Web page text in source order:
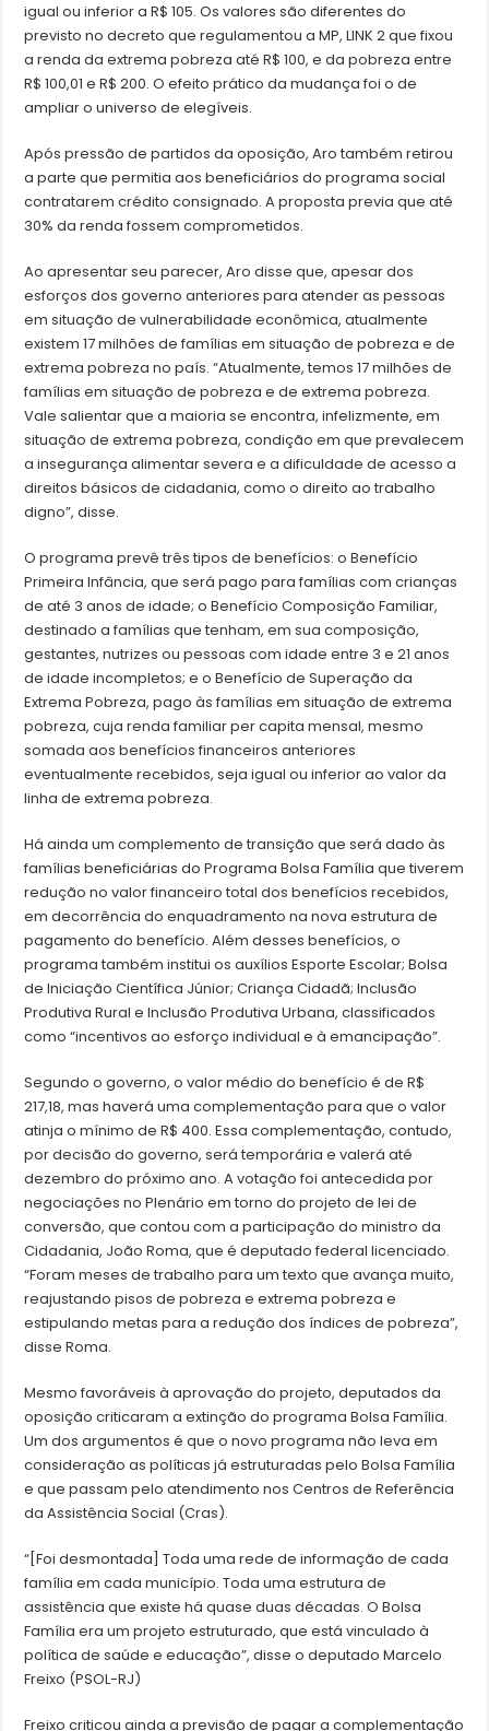
igual ou inferior a R$ 105. Os valores são diferentes do
previsto no decreto que regulamentou a MP, LINK 2 que fixou
a renda da extrema pobreza até R$ 100, e da pobreza entre
R$ 100,01 e R$ 200. O efeito prático da mudança foi o de
ampliar o universo de elegíveis.
Após pressão de partidos da oposição, Aro também retirou
a parte que permitia aos beneficiários do programa social
contratarem crédito consignado. A proposta previa que até
30% da renda fossem comprometidos.
Ao apresentar seu parecer, Aro disse que, apesar dos
esforços dos governo anteriores para atender as pessoas
em situação de vulnerabilidade econômica, atualmente
existem 17 milhões de famílias em situação de pobreza e de
extrema pobreza no país. “Atualmente, temos 17 milhões de
famílias em situação de pobreza e de extrema pobreza.
Vale salientar que a maioria se encontra, infelizmente, em
situação de extrema pobreza, condição em que prevalecem
a insegurança alimentar severa e a dificuldade de acesso a
direitos básicos de cidadania, como o direito ao trabalho
digno”, disse.
O programa prevê três tipos de benefícios: o Benefício
Primeira Infância, que será pago para famílias com crianças
de até 3 anos de idade; o Benefício Composição Familiar,
destinado a famílias que tenham, em sua composição,
gestantes, nutrizes ou pessoas com idade entre 3 e 21 anos
de idade incompletos; e o Benefício de Superação da
Extrema Pobreza, pago às famílias em situação de extrema
pobreza, cuja renda familiar per capita mensal, mesmo
somada aos benefícios financeiros anteriores
eventualmente recebidos, seja igual ou inferior ao valor da
linha de extrema pobreza.
Há ainda um complemento de transição que será dado às
famílias beneficiárias do Programa Bolsa Família que tiverem
redução no valor financeiro total dos benefícios recebidos,
em decorrência do enquadramento na nova estrutura de
pagamento do benefício. Além desses benefícios, o
programa também institui os auxílios Esporte Escolar; Bolsa
de Iniciação Científica Júnior; Criança Cidadã; Inclusão
Produtiva Rural e Inclusão Produtiva Urbana, classificados
como “incentivos ao esforço individual e à emancipação”.
Segundo o governo, o valor médio do benefício é de R$
217,18, mas haverá uma complementação para que o valor
atinja o mínimo de R$ 400. Essa complementação, contudo,
por decisão do governo, será temporária e valerá até
dezembro do próximo ano. A votação foi antecedida por
negociações no Plenário em torno do projeto de lei de
conversão, que contou com a participação do ministro da
Cidadania, João Roma, que é deputado federal licenciado.
“Foram meses de trabalho para um texto que avança muito,
reajustando pisos de pobreza e extrema pobreza e
estipulando metas para a redução dos índices de pobreza”,
disse Roma.
Mesmo favoráveis à aprovação do projeto, deputados da
oposição criticaram a extinção do programa Bolsa Família.
Um dos argumentos é que o novo programa não leva em
consideração as políticas já estruturadas pelo Bolsa Família
e que passam pelo atendimento nos Centros de Referência
da Assistência Social (Cras).
“[Foi desmontada] Toda uma rede de informação de cada
família em cada município. Toda uma estrutura de
assistência que existe há quase duas décadas. O Bolsa
Família era um projeto estruturado, que está vinculado à
política de saúde e educação”, disse o deputado Marcelo
Freixo (PSOL-RJ)
Freixo criticou ainda a previsão de pagar a complementação